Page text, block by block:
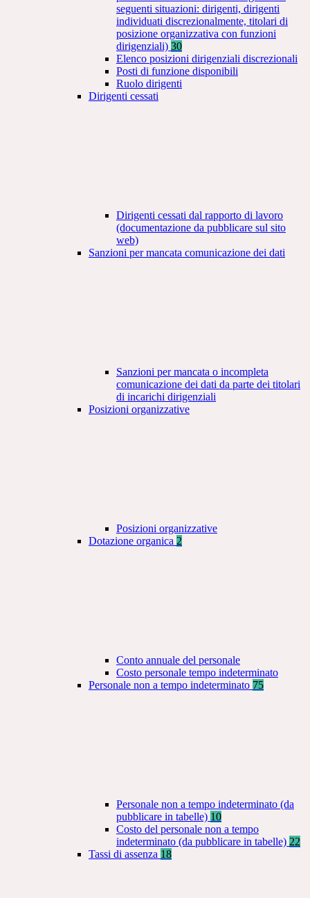
seguenti situazioni: dirigenti, dirigenti
individuati discrezionalmente, titolari di
posizione organizzativa con funzioni
dirigenziali) 30
Elenco posizioni dirigenziali discrezionali
Posti di funzione disponibili
Ruolo dirigenti
Dirigenti cessati
Dirigenti cessati dal rapporto di lavoro
(documentazione da pubblicare sul sito
web)
Sanzioni per mancata comunicazione dei dati
Sanzioni per mancata o incompleta
comunicazione dei dati da parte dei titolari
di incarichi dirigenziali
Posizioni organizzative
Posizioni organizzative
Dotazione organica 2
Conto annuale del personale
Costo personale tempo indeterminato
Personale non a tempo indeterminato 75
Personale non a tempo indeterminato (da
pubblicare in tabelle) 10
Costo del personale non a tempo
indeterminato (da pubblicare in tabelle) 22
Tassi di assenza 18